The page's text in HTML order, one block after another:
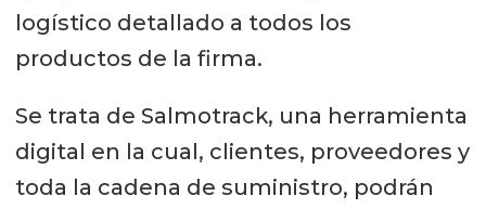
logístico detallado a todos los
productos de la firma.
Se trata de Salmotrack, una herramienta
digital en la cual, clientes, proveedores y
toda la cadena de suministro, podrán